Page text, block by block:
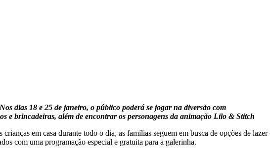
Nos dias 18 e 25 de janeiro, o público poderá se jogar na diversão com
e brincadeiras, além de encontrar os personagens da animação Lilo & Stitch
em casa durante todo o dia, as famílias seguem em busca de opções de
com uma programação especial e gratuita para a galerinha.